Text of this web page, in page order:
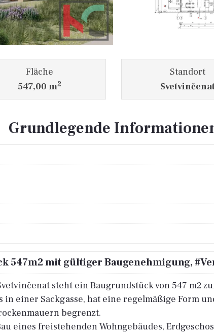
Fläche
547,00 m2
Standort
Grundlegende
547m2 mit gültiger Baugenehmigung,
steht ein Baugrundstück von 547 m2
in einer Sackgasse, hat eine regelmäßige Form
begrenzt.
eines freistehenden Wohngebäudes,